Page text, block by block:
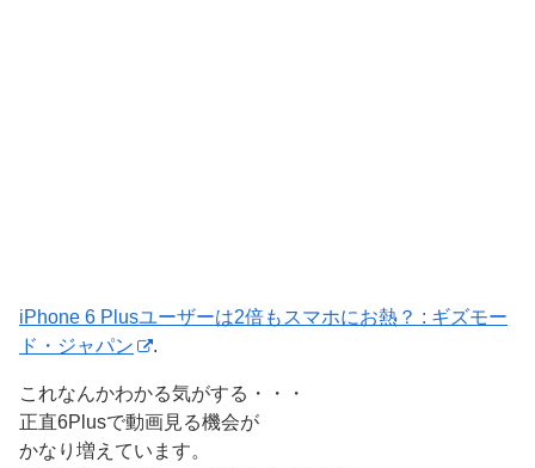
iPhone 6 Plusユーザーは2倍もスマホにお熱？ : ギズモー
ド・ジャパン
.
これなんかわかる気がする・・・
正直6Plusで動画見る機会が
かなり増えています。